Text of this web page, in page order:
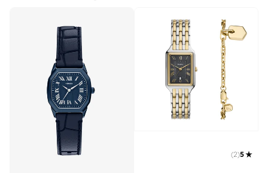
5
(
2
)